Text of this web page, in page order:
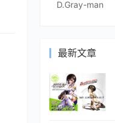
D.Gray-man
最新文章